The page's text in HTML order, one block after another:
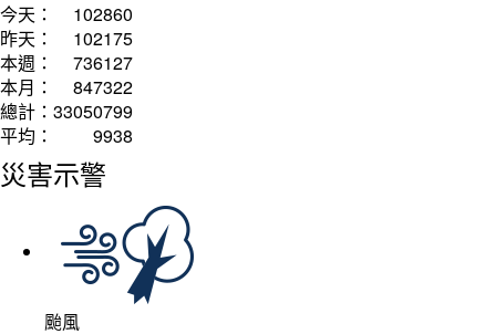
今天：
102860
昨天：
102175
本週：
736127
本月：
847322
總計： 33050799
平均：
9938
災害示警
颱風